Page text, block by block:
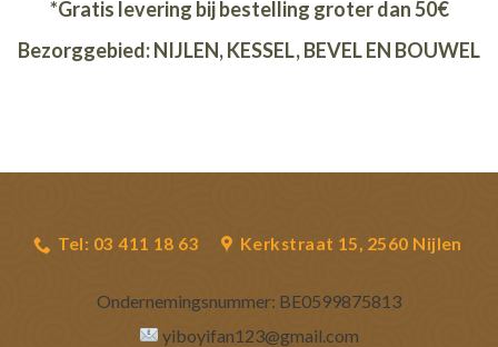
*Gratis levering bij bestelling groter dan 50€
Bezorggebied: NIJLEN, KESSEL, BEVEL EN BOUWEL
Tel: 03 411 18 63 Kerkstraat 15, 2560 Nijlen
Ondernemingsnummer: BE0599875813
yiboyifan123@gmail.com